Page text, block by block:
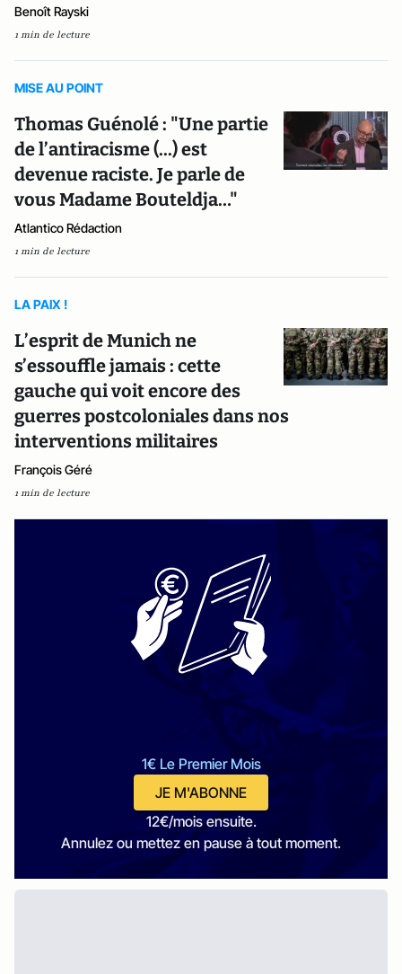
Benoît Rayski
1 min de lecture
MISE AU POINT
Thomas Guénolé : "Une partie
de l’antiracisme (...) est
devenue raciste. Je parle de
vous Madame Bouteldja…"
Atlantico Rédaction
1 min de lecture
LA PAIX !
L’esprit de Munich ne
s’essouffle jamais : cette
gauche qui voit encore des
guerres postcoloniales dans nos
interventions militaires
François Géré
1 min de lecture
1€ Le Premier Mois
JE M'ABONNE
12€/mois ensuite.
Annulez ou mettez en pause à tout moment.